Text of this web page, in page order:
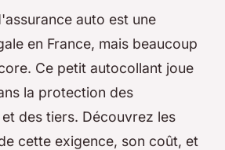
auto est une
en France, mais beaucoup
Ce petit autocollant joue
la protection des
des tiers. Découvrez les
cette exigence, son coût, et